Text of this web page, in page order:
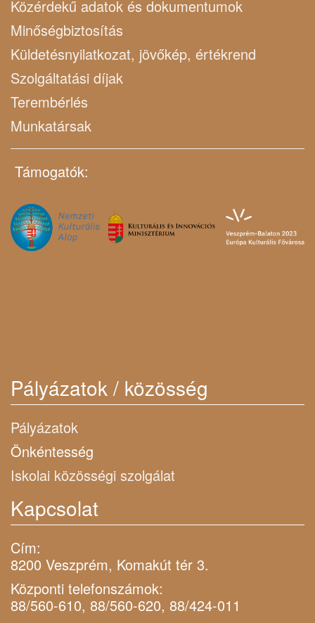
Közérdekű adatok és dokumentumok
Minőségbiztosítás
Küldetésnyilatkozat, jövőkép, értékrend
Szolgáltatási díjak
Terembérlés
Munkatársak
Támogatók:
Pályázatok / közösség
Pályázatok
Önkéntesség
Iskolai közösségi szolgálat
Kapcsolat
Cím:
8200 Veszprém, Komakút tér 3.
Központi telefonszámok:
88/560-610, 88/560-620, 88/424-011